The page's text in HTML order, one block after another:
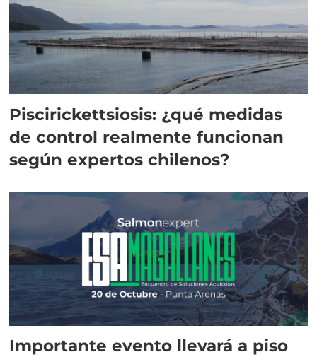
Piscirickettsiosis: ¿qué medidas
de control realmente funcionan
según expertos chilenos?
Importante evento llevará a piso